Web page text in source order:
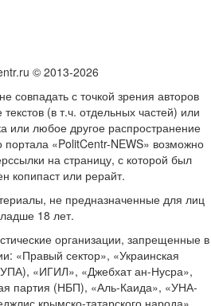
© 2013-2026
совпадать с точкой зрения авторов
(в т.ч. отдельных частей) или
или любое другое распространение
«PolitCentr-NEWS» возможно
на страницу, с которой был
копипаст или рерайт.
не предназначенные для лиц
18 лет.
организации, запрещенные в
«Правый сектор», «Украинская
«ИГИЛ», «Джебхат ан-Нусра»,
партия (НБП), «Аль-Каида», «УНА-
крымско-татарского народа»,